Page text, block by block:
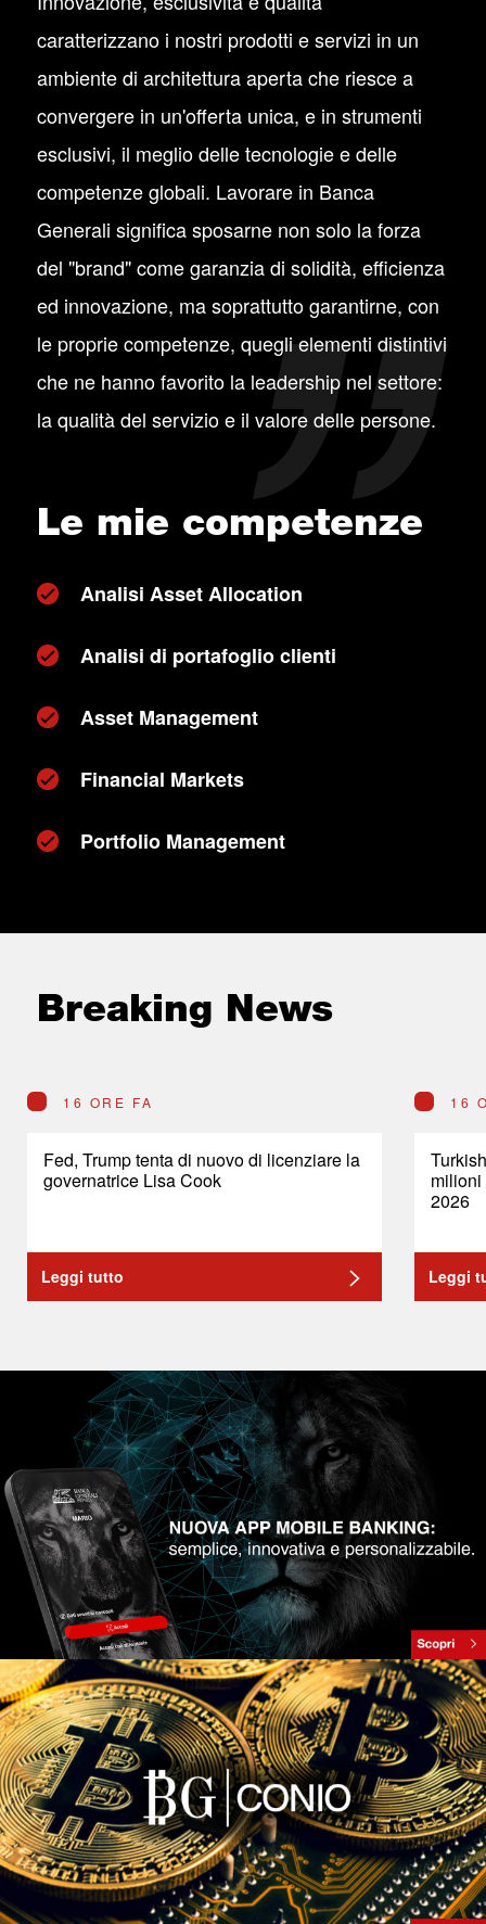
caratterizzano i nostri prodotti e servizi in un
ambiente di architettura aperta che riesce a
convergere in un'offerta unica, e in strumenti
esclusivi, il meglio delle tecnologie e delle
competenze globali. Lavorare in Banca
Generali significa sposarne non solo la forza
del "brand" come garanzia di solidità, efficienza
ed innovazione, ma soprattutto garantirne, con
le proprie competenze, quegli elementi distintivi
che ne hanno favorito la leadership nel settore:
la qualità del servizio e il valore delle persone.
Le mie competenze
Analisi Asset Allocation
Analisi di portafoglio clienti
Asset Management
Financial Markets
Portfolio Management
Breaking News
16 ORE FA
Fed, Trump tenta di nuovo di licenziare la
governatrice Lisa Cook
Leggi tutto
16
2026
Leggi